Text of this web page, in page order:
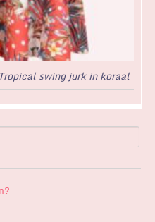
swing jurk in koraal